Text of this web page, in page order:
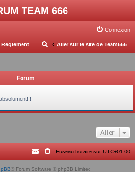
TEAM 666
Connexion
Reglement Aller sur le site de Team666
R
c
r
Forum
Aller
Fuseau horaire sur UTC+01:00
® Forum Software © phpBB Limited